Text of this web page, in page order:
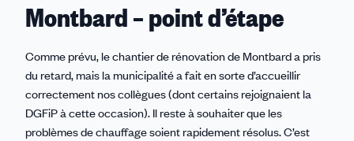
Montbard – point d’étape
Comme prévu, le chantier de rénovation de Montbard a pris
du retard, mais la municipalité a fait en sorte d’accueillir
correctement nos collègues (dont certains rejoignaient la
DGFiP à cette occasion). Il reste à souhaiter que les
problèmes de chauffage soient rapidement résolus. C’est